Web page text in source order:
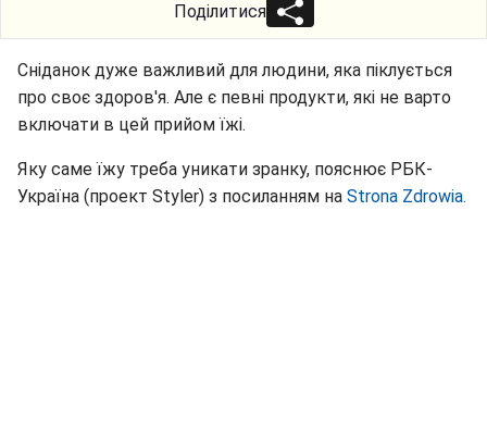
Поділитися
Сніданок дуже важливий для людини, яка піклується
про своє здоров'я. Але є певні продукти, які не варто
включати в цей прийом їжі.
Яку саме їжу треба уникати зранку, пояснює РБК-
Україна (проект Styler) з посиланням на Strona Zdrowia.